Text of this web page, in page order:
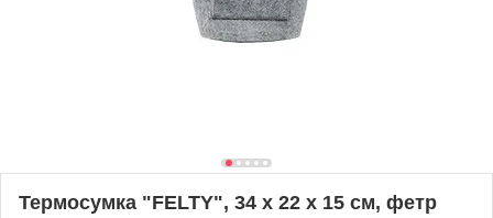
Термосумка "FELTY", 34 x 22 x 15 см, фетр